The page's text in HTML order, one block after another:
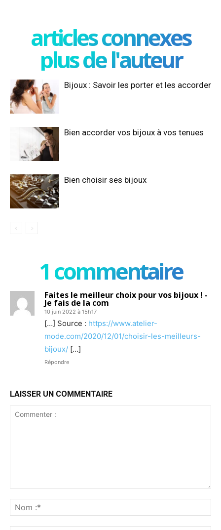
articles connexes
plus de l'auteur
Bijoux : Savoir les porter et les accorder
Bien accorder vos bijoux à vos tenues
Bien choisir ses bijoux
1 commentaire
Faites le meilleur choix pour vos bijoux ! -
Je fais de la com
10 juin 2022 à 15h17
[…] Source : https://www.atelier-
mode.com/2020/12/01/choisir-les-meilleurs-
bijoux/ […]
Répondre
LAISSER UN COMMENTAIRE